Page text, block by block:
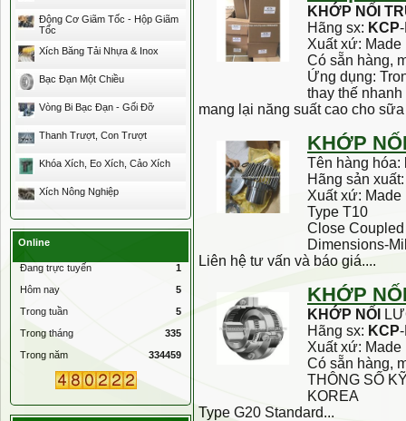
KHỚP NỐI
Hãng sx: KCP
Xuất xứ: Made
Có sẵn hàng,
Ứng dụng:
thay thế
mang lại năng suất cao cho
KHỚP
Tên hàng hóa:
Hãng sản
Xuất xứ: Made
Type T10
Close
Dimensions-
Liên hệ tư vấn và báo giá....
KHỚP
KHỚP NỐI
Hãng sx: KCP
Xuất xứ: Made
Có sẵn hàng,
THÔNG SỐ
KOREA
Type G20 Standard...
Động Cơ Giãm Tốc - Hộp Giãm
Tốc
Xích Băng Tải Nhựa & Inox
Bạc Đạn Một Chiều
Vòng Bi Bạc Đạn - Gối Đỡ
Thanh Trượt, Con Trượt
Khóa Xích, Eo Xích, Cảo Xích
Xích Nông Nghiệp
Online
Đang trực tuyến
1
Hôm nay
5
Trong tuần
5
Trong tháng
335
Trong năm
334459